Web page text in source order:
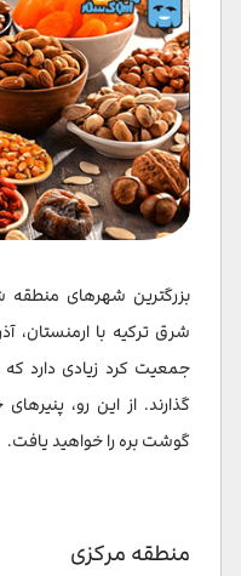
بزرگترین شهرهای منطقه
شرق ترکیه با
جمعیت کرد زیادی دارد
گذارند. از این رو،
گوشت بره را خواهید یافت.
منطقه مرکزی